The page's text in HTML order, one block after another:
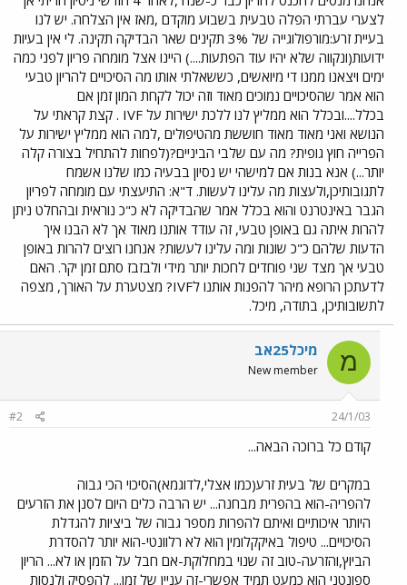
לצערי עברתי הפלה טבעית בשבוע מוקדם ,מאז אין הצלחה. יש לנו
בעיית זרע:מורפולוגייה של 3% תקינים שאר הבדיקה תקינה. לי אין בעיות
ידועות(ונקווה שלא יהיו עוד הפתעות....) היינו אצל מומחה פריון לפני כמה
ימים ויצאנו ממנו די מיואשים, כששאלתי אותו מה הסיכויים להריון טבעי
הוא אמר שהסיכויים נמוכים מאוד וזה יכול לקחת המון זמן אם
בכלל....ובכלל הוא ממליץ לנו ללכת ישירות על IVF . קצת קראתי על
הנושא ואני מאוד מאוד חוששת מהטיפולים ,למה הוא ממליץ ישירות על
הפרייה חוץ גופית? מה עם שלבי הביניים?(לפחות להתחיל בצורה קלה
יותר...) אנא בנות אם למישהי יש נסיון בבעיה כמו שלנו אשמח
לתגובותיכן,ולעצות מה עלינו לעשות. ד"א: התיעצתי עם מומחה לפריון
הגבר באינטרנט והוא בכלל אמר שהבדיקה לא כ"כ נוראית ובהחלט ניתן
להרות איתה גם באופן טבעי, זה עודד אותנו מאוד אך לא הבנו איך
הדעות שלהם כ"כ שונות ומה עלינו לעשות? אנחנו רוצים להרות באופן
טבעי אך מצד שני פוחדים לחכות יותר מידי ולבזבז סתם זמן יקר. האם
לדעתכן הרופא מיהר להפנות אותנו לIVF? מצטערת על האורך, מצפה
לתשובותיכן, בתודה, מיכל.
מ מיכל25אב
New member
24/1/03
#2
קודם כל ברוכה הבאה...
במקרים של בעית זרע(כמו אצלי,לדוגמא)הסיכוי הכי גבוה
להפריה-הוא בהפרית מבחנה... יש הרבה כלים היום לסנן את הזרעים
היותר איכותיים ואיתם להפרות מספר גבוה של ביציות להגדלת
הסיכויים... טיפול באיקקלומין הוא לא רלוונטי-הוא יותר להסדרת
הביוץ,והזרעה-טוב זה שנוי במחלוקת-אם חבל על הזמן או לא... הריון
ספונטני הוא כמעט תמיד אפשרי-זה עניין של זמן... להפסיק ולנסות